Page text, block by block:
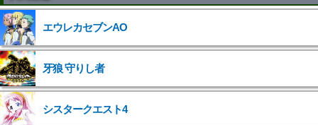
エウレカセブンAO
牙狼 守りし者
シスタークエスト4